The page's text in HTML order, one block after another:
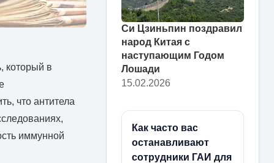
который в
что антитела
иммунной
Си Цзиньпин поздравил
народ Китая с
наступающим Годом
Лошади
15.02.2026
Как часто вас
останавливают
сотрудники ГАИ для